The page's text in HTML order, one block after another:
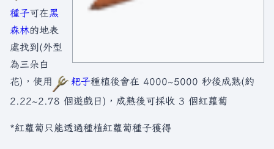
種子可在黑
森林的地表
處找到(外型
為三朵白
花)，使用
耙子種植後會在 4000~5000 秒後成熟(約
2.22~2.78 個遊戲日)，成熟後可採收 3 個紅蘿蔔
*紅蘿蔔只能透過種植紅蘿蔔種子獲得